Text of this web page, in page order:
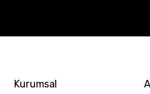
Kurumsal